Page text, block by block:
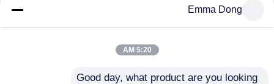
منابع مرزی
Emma Dong
5:20 AM
Good day, what product are you looking